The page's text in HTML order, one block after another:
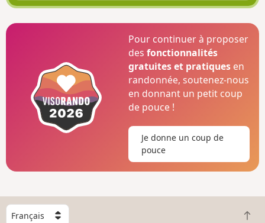
Pour continuer à proposer
desfonctionnalités
gratuites et pratiques en
randonnée, soutenez-nous
en donnant un petit coup
de pouce !
Je donne un coup de
pouce
C